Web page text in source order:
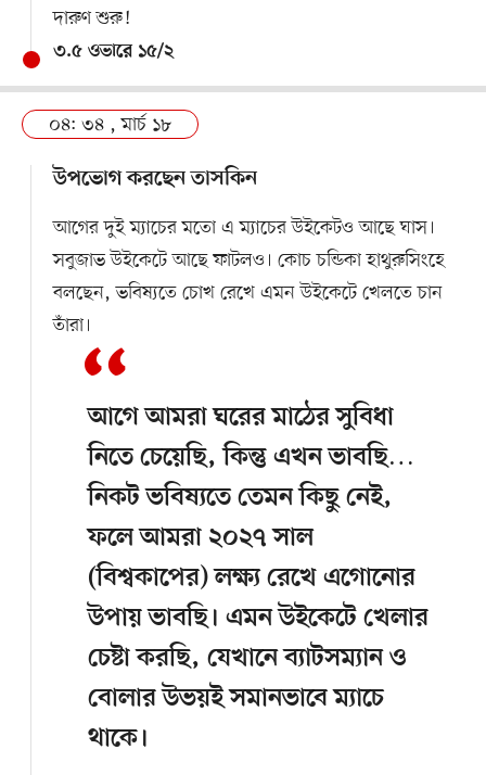
দারুণ শুরু!
৩.৫ ওভারে ১৫/২
০৪: ৩৪ , মার্চ ১৮
উপভোগ করছেন তাসকিন
আগের দুই ম্যাচের মতো এ ম্যাচের উইকেটও আছে ঘাস।
সবুজাভ উইকেটে আছে ফাটলও। কোচ চন্ডিকা হাথুরুসিংহে
বলছেন, ভবিষ্যতে চোখ রেখে এমন উইকেটে খেলতে চান
তাঁরা।
আগে আমরা ঘরের মাঠের সুবিধা
নিতে চেয়েছি, কিন্তু এখন ভাবছি…
নিকট ভবিষ্যতে তেমন কিছু নেই,
ফলে আমরা ২০২৭ সাল
(বিশ্বকাপের) লক্ষ্য রেখে এগোনোর
উপায় ভাবছি। এমন উইকেটে খেলার
চেষ্টা করছি, যেখানে ব্যাটসম্যান ও
বোলার উভয়ই সমানভাবে ম্যাচে
থাকে।